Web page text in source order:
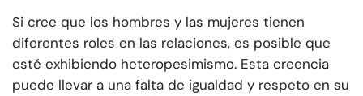
Si cree que los hombres y las mujeres tienen
diferentes roles en las relaciones, es posible que
esté exhibiendo heteropesimismo. Esta creencia
puede llevar a una falta de igualdad y respeto en su